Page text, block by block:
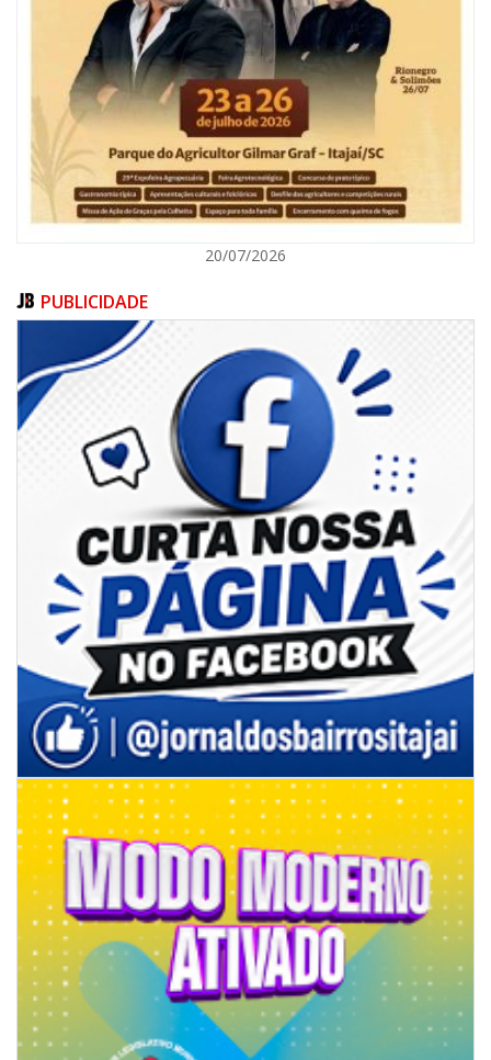
08/08/2026 | 07:00
Reservatórios de Penha são higienizados com ajuda de mergulhadores e
sem interrupção no abastecimento
ITAJAÍ
08/08/2026 | 07:00
Limpeza de valas e ribeirões avança no interior de Itajaí
ITAJAÍ
20/07/2026
PUBLICIDADE